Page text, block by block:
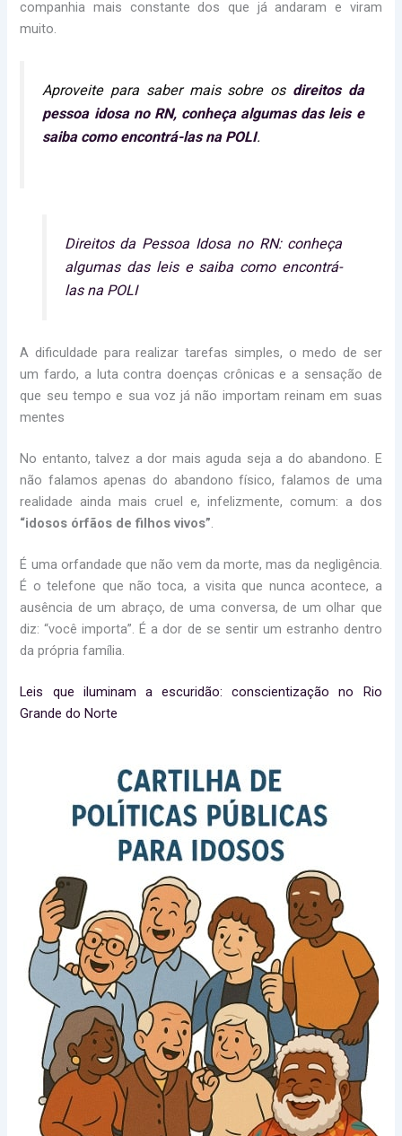
companhia mais constante dos que já andaram e viram
muito.
Aproveite para saber mais sobre os direitos da
pessoa idosa no RN, conheça algumas das leis e
saiba como encontrá-las na POLI.
Direitos da Pessoa Idosa no RN: conheça
algumas das leis e saiba como encontrá-
las na POLI
A dificuldade para realizar tarefas simples, o medo de ser
um fardo, a luta contra doenças crônicas e a sensação de
que seu tempo e sua voz já não importam reinam em suas
mentes
No entanto, talvez a dor mais aguda seja a do abandono. E
não falamos apenas do abandono físico, falamos de uma
realidade ainda mais cruel e, infelizmente, comum: a dos
“idosos órfãos de filhos vivos”.
É uma orfandade que não vem da morte, mas da negligência.
É o telefone que não toca, a visita que nunca acontece, a
ausência de um abraço, de uma conversa, de um olhar que
diz: “você importa”. É a dor de se sentir um estranho dentro
da própria família.
Leis que iluminam a escuridão: conscientização no Rio
Grande do Norte